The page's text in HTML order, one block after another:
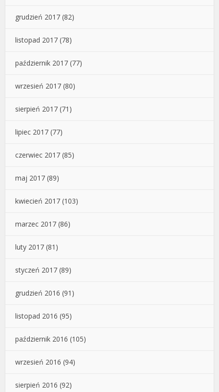
grudzień 2017 (82)
listopad 2017 (78)
październik 2017 (77)
wrzesień 2017 (80)
sierpień 2017 (71)
lipiec 2017 (77)
czerwiec 2017 (85)
maj 2017 (89)
kwiecień 2017 (103)
marzec 2017 (86)
luty 2017 (81)
styczeń 2017 (89)
grudzień 2016 (91)
listopad 2016 (95)
październik 2016 (105)
wrzesień 2016 (94)
sierpień 2016 (92)